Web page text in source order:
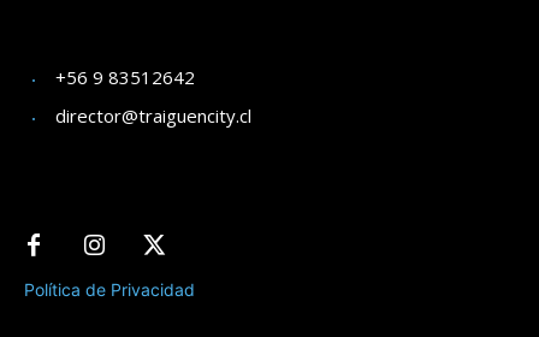
+56 9 83512642
director@traiguencity.cl
Política de Privacidad